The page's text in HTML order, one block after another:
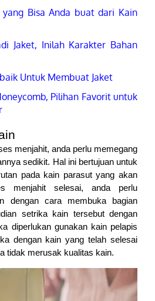
Bisa Anda buat dari Kain
Jaket, Inilah Karakter Bahan
Untuk Membuat Jaket
Pilihan Favorit untuk
menjahit, anda perlu memegang
sedikit. Hal ini bertujuan untuk
pada kain parasut yang akan
menjahit selesai, anda perlu
dengan cara membuka bagian
setrika kain tersebut dengan
diperlukan gunakan kain pelapis
dengan kain yang telah selesai
tidak merusak kualitas kain.